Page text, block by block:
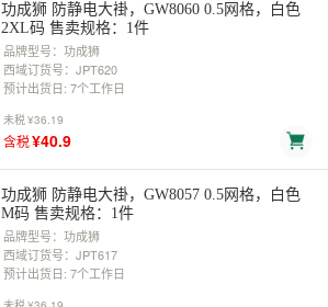
功成狮 防静电大褂，GW8060 0.5网格，白色
2XL码 售卖规格：1件
品牌型号：功成狮
西域订货号：JPT620
预计出货日: 7个工作日
未税¥36.19
含税¥40.9
功成狮 防静电大褂，GW8057 0.5网格，白色
M码 售卖规格：1件
品牌型号：功成狮
西域订货号：JPT617
预计出货日: 7个工作日